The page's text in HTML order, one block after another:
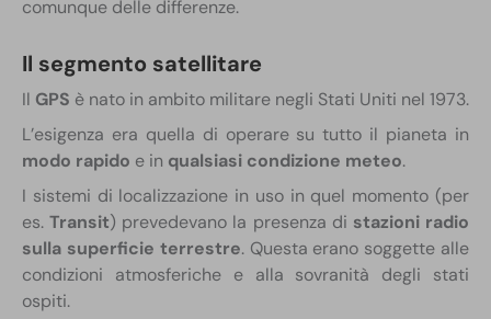
comunque delle differenze.
Il segmento satellitare
Il GPS è nato in ambito militare negli Stati Uniti nel 1973.
L’esigenza era quella di operare su tutto il pianeta in
modo rapido e in qualsiasi condizione meteo.
I sistemi di localizzazione in uso in quel momento (per
es.Transit) prevedevano la presenza di stazioni radio
sulla superficie terrestre. Questa erano soggette alle
condizioni atmosferiche e alla sovranità degli stati
ospiti.